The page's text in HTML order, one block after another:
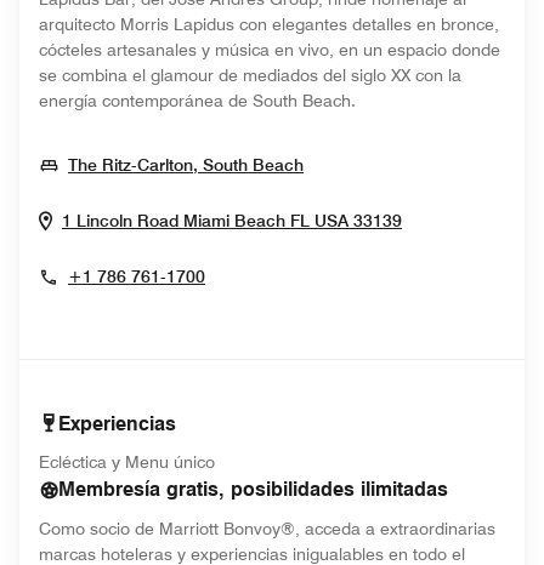
arquitecto Morris Lapidus con elegantes detalles en bronce,
cócteles artesanales y música en vivo, en un espacio donde
se combina el glamour de mediados del siglo XX con la
energía contemporánea de South Beach.
The Ritz-Carlton, South BeachOpens In New Window
1 Lincoln Road Miami Beach FL USA 33139Opens In New
+1 786 761-1700
Experiencias
Ecléctica y Menu único
Membresía gratis, posibilidades ilimitadas
Como socio de Marriott Bonvoy®, acceda a extraordinarias
marcas hoteleras y experiencias inigualables en todo el